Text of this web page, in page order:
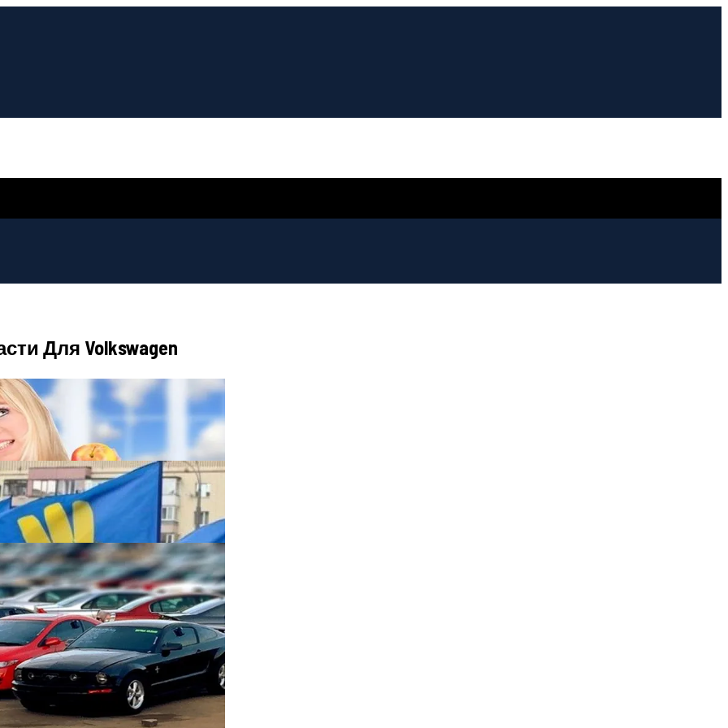
Для Volkswagen